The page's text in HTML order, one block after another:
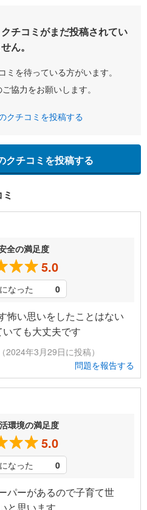
チコミがまだ投稿されてい
ん。
ミを待っている方がいます。
協力をお願いします。
クチコミを投稿する
クチコミを投稿する
全の満足度
5.0
なった 0
怖い思いをしたことはない
ても大丈夫です
年3月29日に投稿）
問題を報告する
環境の満足度
5.0
なった 0
パーがあるので子育て世